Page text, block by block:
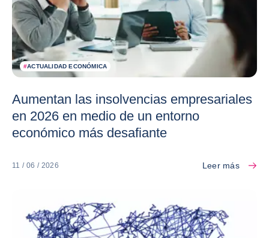
#ACTUALIDAD ECONÓMICA
Aumentan las insolvencias empresariales
en 2026 en medio de un entorno
económico más desafiante
11 / 06 / 2026 Leer más